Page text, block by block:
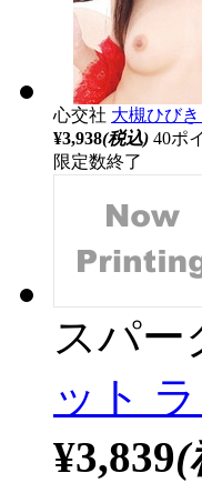
心交社 大槻ひび
¥3,938(税込) 40ポ
限定数終了
スパー
ット
¥3,839(